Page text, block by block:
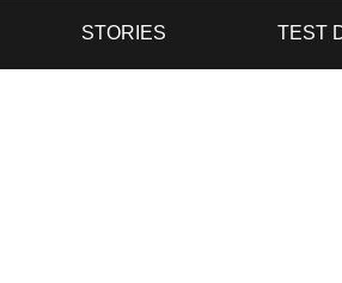
STORIES TEST